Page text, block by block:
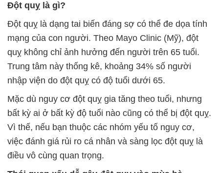
Đột quỵ là gì?
Đột quỵ là dạng tai biến đáng sợ có thể đe dọa tính
mạng của con người. Theo Mayo Clinic (Mỹ), đột
quỵ không chỉ ảnh hưởng đến người trên 65 tuổi.
Trung tâm này thống kê, khoảng 34% số người
nhập viện do đột quỵ có độ tuổi dưới 65.
Mặc dù nguy cơ đột quỵ gia tăng theo tuổi, nhưng
bất kỳ ai ở bất kỳ độ tuổi nào cũng có thể bị đột quỵ.
Vì thế, nếu bạn thuộc các nhóm yếu tố nguy cơ,
việc đánh giá rủi ro cá nhân và sàng lọc đột quỵ là
điều vô cùng quan trọng.